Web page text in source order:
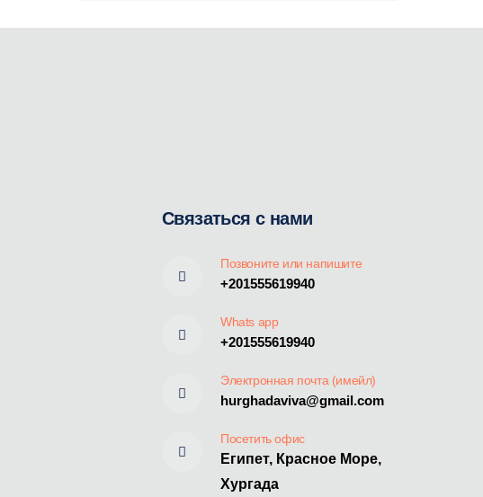
Связаться с нами
Позвоните или напишите
+201555619940
Whats app
+201555619940
Электронная почта (имейл)
hurghadaviva@gmail.com
Посетить офис
Египет, Красное Море,
Хургада